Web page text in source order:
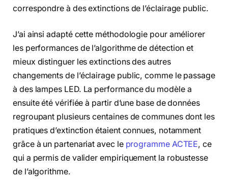
correspondre à des extinctions de l’éclairage public.
J’ai ainsi adapté cette méthodologie pour améliorer
les performances de l’algorithme de détection et
mieux distinguer les extinctions des autres
changements de l’éclairage public, comme le passage
à des lampes LED. La performance du modèle a
ensuite été vérifiée à partir d’une base de données
regroupant plusieurs centaines de communes dont les
pratiques d’extinction étaient connues, notamment
grâce à un partenariat avec le programme ACTEE, ce
qui a permis de valider empiriquement la robustesse
de l’algorithme.